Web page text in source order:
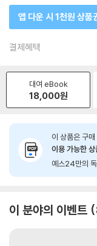
앱 다운 시 1천원 상품
결제혜택
대여 eBook
18,000원
이 상품은 구
이용 가능한 상
예스24만의
이 분야의 이벤트